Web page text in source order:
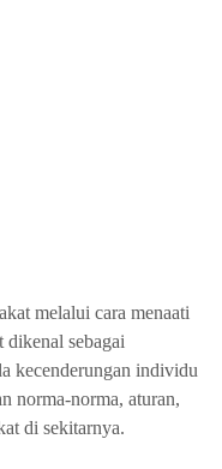
melalui cara menaati
dikenal sebagai
kecenderungan individu
norma-norma, aturan,
di sekitarnya.